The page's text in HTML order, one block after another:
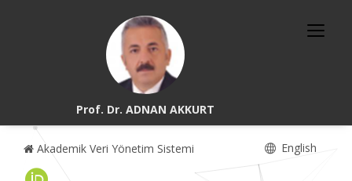
Prof. Dr. ADNAN AKKURT
Akademik Veri Yönetim Sistemi English